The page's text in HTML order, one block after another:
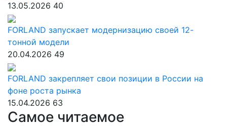
13.05.2026 40
FORLAND запускает модернизацию своей 12-
тонной модели
20.04.2026 49
FORLAND закрепляет свои позиции в России на
фоне роста рынка
15.04.2026 63
Самое читаемое